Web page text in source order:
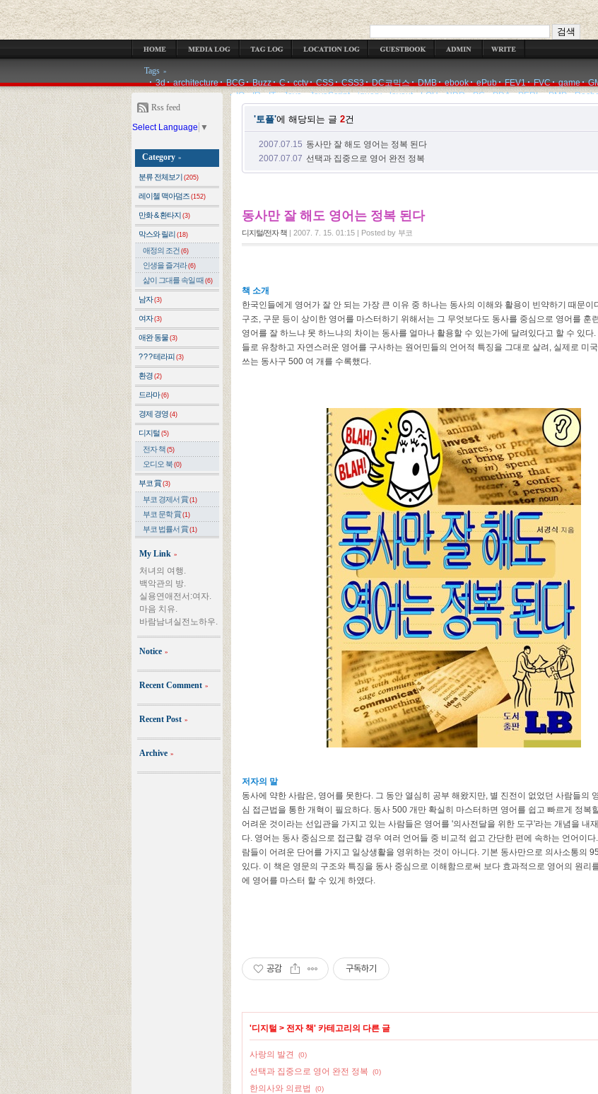
LOCATION LOG GUESTBOOK ADMIN WRITE
Tags »
3d architecture BCG Buzz C cctv CSS CSS3 DC코믹스 DMB ebook ePub FEV1 FVC game
IQ
IR IT Java JavaScript jquery layout LOH NDR PC PDA PERL PMP
Rss feed
Select Language ▼
Category »
분류 전체보기 (205)
레이첼 맥아덤즈 (152)
만화 & 환타지 (3)
막스와 릴리 (18)
애정의 조건 (6)
인생을 즐겨라(6)
삶이 그대를 속일 때 (6)
남자(3)
여자(3)
애완 동물(3)
? ? ? 테라피 (3)
환경 (2)
드라마(6)
경제 경영 (4)
디지털 (5)
전자 책 (5)
오디오 북 (0)
부코 賞(3)
부코 경제서 賞(1)
부코 문학 賞(1)
부코 법률서 賞(1)
My Link »
처녀의 여행.
백악관의 방.
실용연애전서:여자.
마음 치유.
바람남녀실전노하우.
Notice »
Recent Comment »
Recent Post »
Archive »
'토플'에 해당되는 글 2건
2007.07.15 동사만 잘 해도 영어는 정복 된다
2007.07.07 선택과 집중으로 영어 완전 정복
동사만 잘 해도 영어는 정복 된다
디지털/전자 책 | 2007. 7. 15. 01:15 | Posted by 부코
책 소개
한국인들에게 영어가 잘 안 되는 가장 큰 이유 중 하나는 동사의 이해와 활용이 빈약하기 때문이
구조, 구문 등이 상이한 영어를 마스터하기 위해서는 그 무엇보다도 동사를 중심으로 영어를 훈
영어를 잘 하느냐 못 하느냐의 차이는 동사를 얼마나 활용할 수 있는가에 달려있다고 할 수 있다
들로 유창하고 자연스러운 영어를 구사하는 원어민들의 언어적 특징을 그대로 살려, 실제로 미
쓰는 동사구 500 여 개를 수록했다.
저자의 말
동사에 약한 사람은, 영어를 못한다. 그 동안 열심히 공부 해왔지만, 별 진전이 없었던 사람들의
심 접근법을 통한 개혁이 필요하다. 동사 500 개만 확실히 마스터하면 영어를 쉽고 빠르게 정복
어려운 것이라는 선입관을 가지고 있는 사람들은 영어를 '의사전달을 위한 도구'라는 개념을 내
다. 영어는 동사 중심으로 접근할 경우 여러 언어들 중 비교적 쉽고 간단한 편에 속하는 언어이
람들이 어려운 단어를 가지고 일상생활을 영위하는 것이 아니다. 기본 동사만으로 의사소통의
있다. 이 책은 영문의 구조와 특징을 동사 중심으로 이해함으로써 보다 효과적으로 영어의 원리
에 영어를 마스터 할 수 있게 하였다.
공감 구독하기
'디지털 > 전자 책' 카테고리의 다른 글
사랑의 발견 (0)
선택과 집중으로 영어 완전 정복 (0)
한의사와 의료법 (0)